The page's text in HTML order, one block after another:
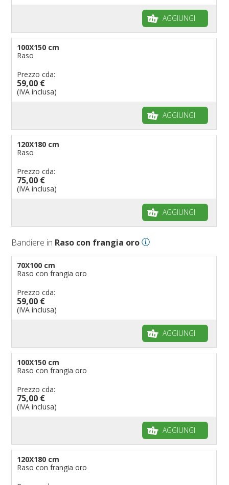
AGGIUNGI
100X150 cm
Raso
Prezzo cda:
59,00 €
(IVA inclusa)
AGGIUNGI
120X180 cm
Raso
Prezzo cda:
75,00 €
(IVA inclusa)
AGGIUNGI
Bandiere in Raso con frangia oro
70X100 cm
Raso con frangia oro
Prezzo cda:
59,00 €
(IVA inclusa)
AGGIUNGI
100X150 cm
Raso con frangia oro
Prezzo cda:
75,00 €
(IVA inclusa)
AGGIUNGI
120X180 cm
Raso con frangia oro